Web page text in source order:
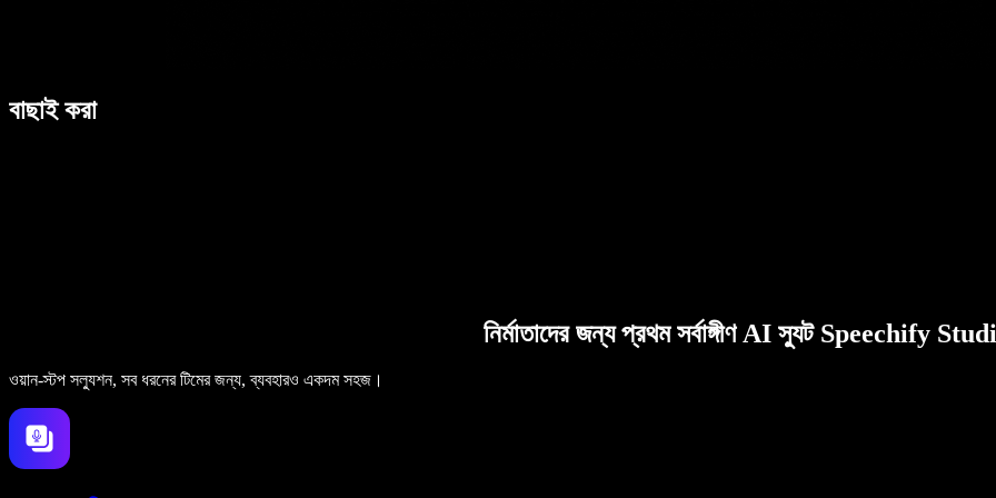
বাছাই করা
নির্মাতাদের জন্য প্রথম সর্বাঙ্গীণ AI স্যুট Speechify
ওয়ান-স্টপ সল্যুশন, সব ধরনের টিমের জন্য, ব্যবহারও একদম সহজ।